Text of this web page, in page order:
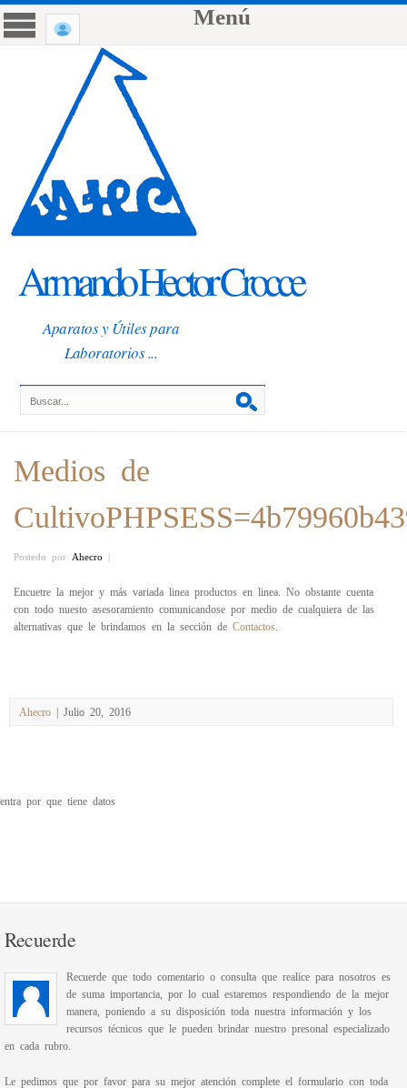
Armando Hector Crocce
Aparatos y Útiles para
Laboratorios ...
Menú
Medios de
Postedo por Ahecro |
Encuetre la mejor y más variada linea productos en linea. No obstante cuenta
con todo nuesto asesoramiento comunicandose por medio de cualquiera de las
alternativas que le brindamos en la sección de Contactos
Ahecro | Julio 20, 2016
entra por que tiene datos
Recuerde
Recuerde que todo comentario o consulta que realice para nosotros es
de suma importancia, por lo cual estaremos respondiendo de la mejor
manera, poniendo a su disposición toda nuestra información y los
recursos técnicos que le pueden brindar nuestro presonal especializado
en cada rubro.
Le pedimos que por favor para su mejor atención complete el formulario con toda